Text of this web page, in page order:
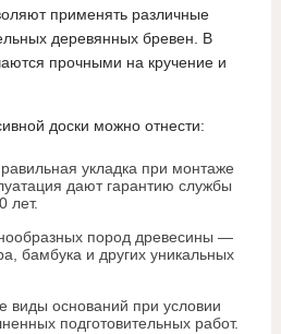
применять различные
деревянных бревен. В
прочными на кручение и
доски можно отнести:
укладка при монтаже
дают гарантию службы
лет.
пород древесины —
бамбука и других уникальных
оснований при условии
подготовительных работ.